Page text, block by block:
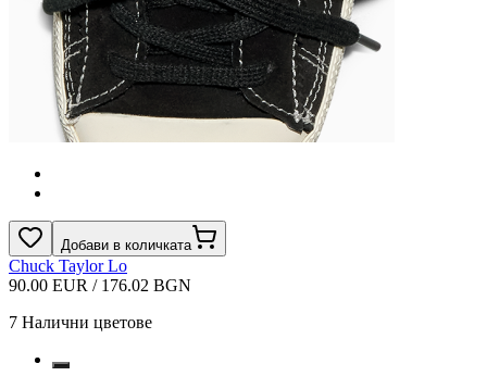
Добави в количката
Chuck Taylor Lo
90.00 EUR / 176.02 BGN
7 Налични цветове